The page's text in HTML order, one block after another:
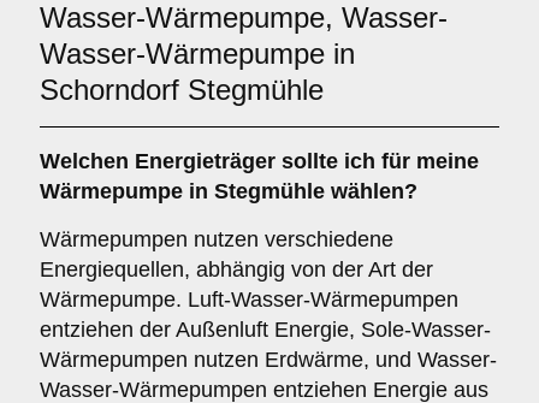
Wasser-Wärmepumpe, Wasser-
Wasser-Wärmepumpe in
Schorndorf Stegmühle
Welchen Energieträger sollte ich für meine
Wärmepumpe in Stegmühle wählen?
Wärmepumpen nutzen verschiedene
Energiequellen, abhängig von der Art der
Wärmepumpe. Luft-Wasser-Wärmepumpen
entziehen der Außenluft Energie, Sole-Wasser-
Wärmepumpen nutzen Erdwärme, und Wasser-
Wasser-Wärmepumpen entziehen Energie aus